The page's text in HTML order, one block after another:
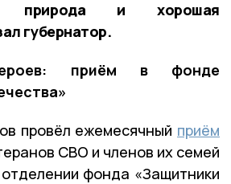
природа и хорошая
губернатор.
приём в фонде
провёл ежемесячный приём
СВО и членов их семей
фонда «Защитники